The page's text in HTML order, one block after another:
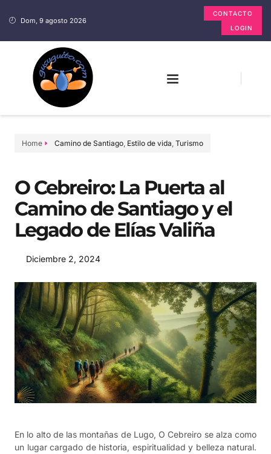
Dom, 9 agosto 2026
CONTACTO
LOGIN
Home Camino de Santiago, Estilo de vida, Turismo
O Cebreiro: La Puerta al
Camino de Santiago y el
Legado de Elías Valiña
Diciembre 2, 2024
En lo alto de las montañas de Lugo, O Cebreiro se alza como
un lugar cargado de historia, espiritualidad y belleza natural.